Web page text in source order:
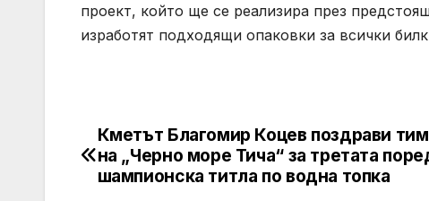
проект, който ще се реализира през
изработят подходящи опаковки за всички
Post
navigation
Кметът Благомир Коцев поздрави
на „Черно море Тича“ за третата
шампионска титла по водна топка